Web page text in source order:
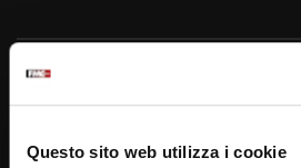
Questo sito web utilizza i cookie
Padre Pio